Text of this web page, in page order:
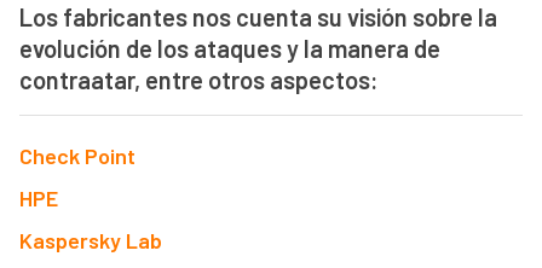
Los fabricantes nos cuenta su visión sobre la
evolución de los ataques y la manera de
contraatar, entre otros aspectos:
Check Point
HPE
Kaspersky Lab